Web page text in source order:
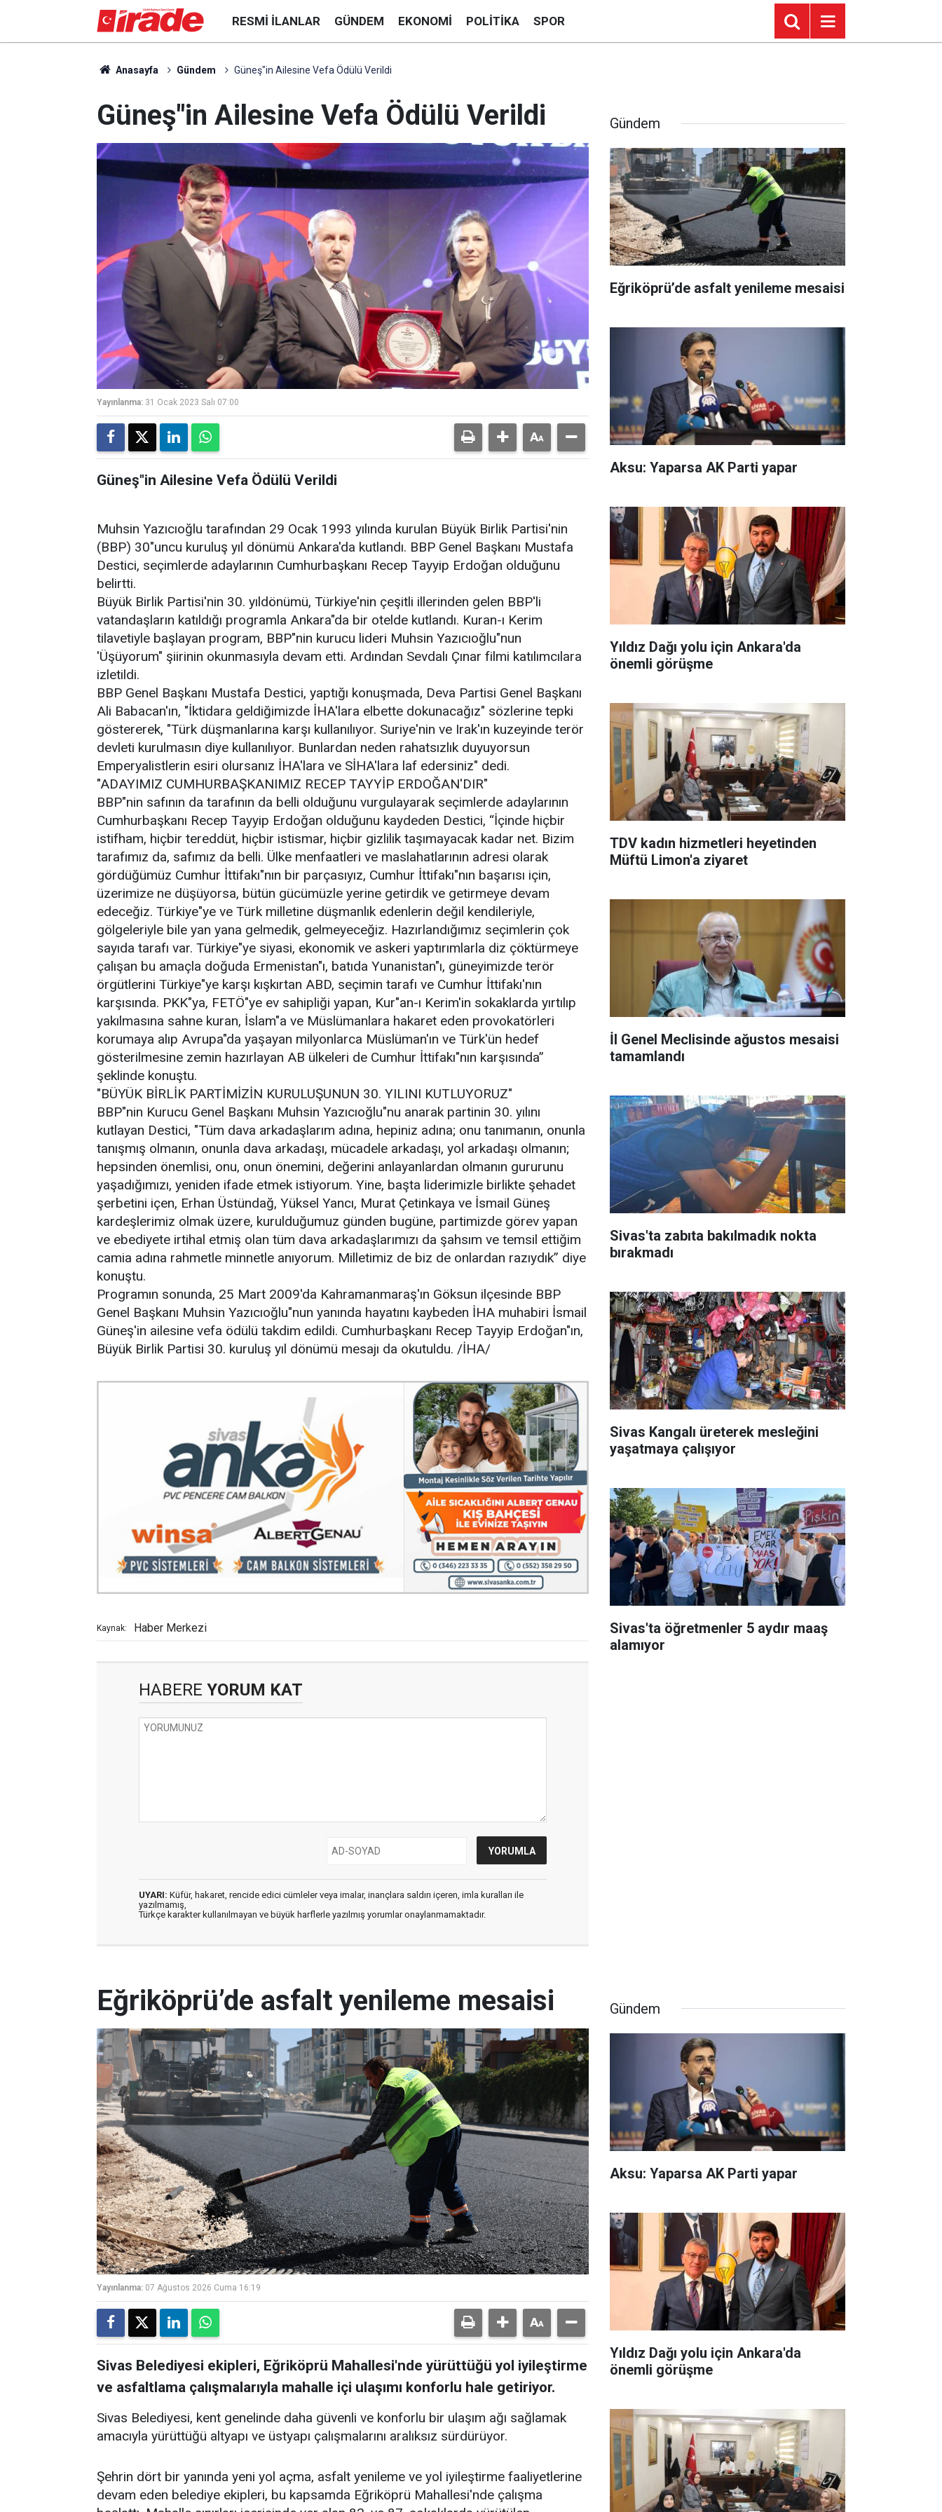
RESMI İLANLAR GÜNDEM EKONOMI POLITIKA SPOR
Anasayfa Gündem Güneş"in Ailesine Vefa Ödülü Verildi
Güneş"in Ailesine Vefa Ödülü Verildi
Yayınlanma: 31 Ocak 2023 Salı 07:00
Güneş"in Ailesine Vefa Ödülü Verildi
Muhsin Yazıcıoğlu tarafından 29 Ocak 1993 yılında kurulan Büyük Birlik Partisi'nin
(BBP) 30"uncu kuruluş yıl dönümü Ankara'da kutlandı. BBP Genel Başkanı Mustafa
Destici, seçimlerde adaylarının Cumhurbaşkanı Recep Tayyip Erdoğan olduğunu
belirtti.
Büyük Birlik Partisi'nin 30. yıldönümü, Türkiye'nin çeşitli illerinden gelen BBP'li
vatandaşların katıldığı programla Ankara"da bir otelde kutlandı. Kuran-ı Kerim
tilavetiyle başlayan program, BBP"nin kurucu lideri Muhsin Yazıcıoğlu"nun
'Üşüyorum" şiirinin okunmasıyla devam etti. Ardından Sevdalı Çınar filmi katılımcılara
izletildi.
BBP Genel Başkanı Mustafa Destici, yaptığı konuşmada, Deva Partisi Genel Başkanı
Ali Babacan'ın, "İktidara geldiğimizde İHA'lara elbette dokunacağız" sözlerine tepki
göstererek, "Türk düşmanlarına karşı kullanılıyor. Suriye'nin ve Irak'ın kuzeyinde terör
devleti kurulmasın diye kullanılıyor. Bunlardan neden rahatsızlık duyuyorsun
Emperyalistlerin esiri olursanız İHA'lara ve SİHA'lara laf edersiniz" dedi.
"ADAYIMIZ CUMHURBAŞKANIMIZ RECEP TAYYİP ERDOĞAN'DIR"
BBP"nin safının da tarafının da belli olduğunu vurgulayarak seçimlerde adaylarının
Cumhurbaşkanı Recep Tayyip Erdoğan olduğunu kaydeden Destici, “İçinde hiçbir
istifham, hiçbir tereddüt, hiçbir istismar, hiçbir gizlilik taşımayacak kadar net. Bizim
tarafımız da, safımız da belli. Ülke menfaatleri ve maslahatlarının adresi olarak
gördüğümüz Cumhur İttifakı"nın bir parçasıyız, Cumhur İttifakı"nın başarısı için,
üzerimize ne düşüyorsa, bütün gücümüzle yerine getirdik ve getirmeye devam
edeceğiz. Türkiye"ye ve Türk milletine düşmanlık edenlerin değil kendileriyle,
gölgeleriyle bile yan yana gelmedik, gelmeyeceğiz. Hazırlandığımız seçimlerin çok
sayıda tarafı var. Türkiye"ye siyasi, ekonomik ve askeri yaptırımlarla diz çöktürmeye
çalışan bu amaçla doğuda Ermenistan"ı, batıda Yunanistan"ı, güneyimizde terör
örgütlerini Türkiye"ye karşı kışkırtan ABD, seçimin tarafı ve Cumhur İttifakı'nın
karşısında. PKK"ya, FETÖ"ye ev sahipliği yapan, Kur"an-ı Kerim'in sokaklarda yırtılıp
yakılmasına sahne kuran, İslam"a ve Müslümanlara hakaret eden provokatörleri
korumaya alıp Avrupa"da yaşayan milyonlarca Müslüman'ın ve Türk'ün hedef
gösterilmesine zemin hazırlayan AB ülkeleri de Cumhur İttifakı"nın karşısında”
şeklinde konuştu.
"BÜYÜK BİRLİK PARTİMİZİN KURULUŞUNUN 30. YILINI KUTLUYORUZ"
BBP"nin Kurucu Genel Başkanı Muhsin Yazıcıoğlu"nu anarak partinin 30. yılını
kutlayan Destici, "Tüm dava arkadaşlarım adına, hepiniz adına; onu tanımanın, onunla
tanışmış olmanın, onunla dava arkadaşı, mücadele arkadaşı, yol arkadaşı olmanın;
hepsinden önemlisi, onu, onun önemini, değerini anlayanlardan olmanın gururunu
yaşadığımızı, yeniden ifade etmek istiyorum. Yine, başta liderimizle birlikte şehadet
şerbetini içen, Erhan Üstündağ, Yüksel Yancı, Murat Çetinkaya ve İsmail Güneş
kardeşlerimiz olmak üzere, kurulduğumuz günden bugüne, partimizde görev yapan
ve ebediyete irtihal etmiş olan tüm dava arkadaşlarımızı da şahsım ve temsil ettiğim
camia adına rahmetle minnetle anıyorum. Milletimiz de biz de onlardan razıydık” diye
konuştu.
Programın sonunda, 25 Mart 2009'da Kahramanmaraş'ın Göksun ilçesinde BBP
Genel Başkanı Muhsin Yazıcıoğlu"nun yanında hayatını kaybeden İHA muhabiri İsmail
Güneş'in ailesine vefa ödülü takdim edildi. Cumhurbaşkanı Recep Tayyip Erdoğan"ın,
Büyük Birlik Partisi 30. kuruluş yıl dönümü mesajı da okutuldu. /İHA/
Kaynak: Haber Merkezi
HABERE YORUM KAT
UYARI: Küfür, hakaret, rencide edici cümleler veya imalar, inançlara saldırı içeren, imla kuralları ile
yazılmamış,
Türkçe karakter kullanılmayan ve büyük harflerle yazılmış yorumlar onaylanmamaktadır.
Gündem
Eğriköprü’de asfalt yenileme mesaisi
Aksu: Yaparsa AK Parti yapar
Yıldız Dağı yolu için Ankara'da
önemli görüşme
TDV kadın hizmetleri heyetinden
Müftü Limon'a ziyaret
İl Genel Meclisinde ağustos mesaisi
tamamlandı
Sivas'ta zabıta bakılmadık nokta
bırakmadı
Sivas Kangalı üreterek mesleğini
yaşatmaya çalışıyor
Sivas'ta öğretmenler 5 aydır maaş
alamıyor
Eğriköprü’de asfalt yenileme mesaisi
Yayınlanma: 07 Ağustos 2026 Cuma 16:19
Sivas Belediyesi ekipleri, Eğriköprü Mahallesi'nde yürüttüğü yol iyileştirme
ve asfaltlama çalışmalarıyla mahalle içi ulaşımı konforlu hale getiriyor.
Sivas Belediyesi, kent genelinde daha güvenli ve konforlu bir ulaşım ağı sağlamak
amacıyla yürüttüğü altyapı ve üstyapı çalışmalarını aralıksız sürdürüyor.
Şehrin dört bir yanında yeni yol açma, asfalt yenileme ve yol iyileştirme faaliyetlerine
devam eden belediye ekipleri, bu kapsamda Eğriköprü Mahallesi'nde çalışma
Gündem
Aksu: Yaparsa AK Parti yapar
Yıldız Dağı yolu için Ankara'da
önemli görüşme